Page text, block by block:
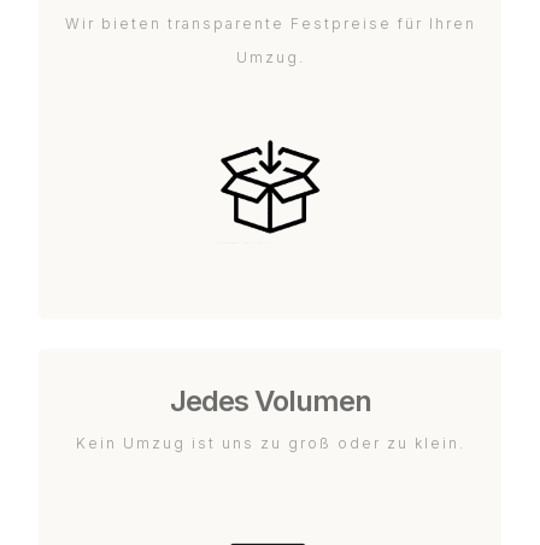
Wir bieten transparente Festpreise für Ihren
Umzug.
Jedes Volumen
Kein Umzug ist uns zu groß oder zu klein.